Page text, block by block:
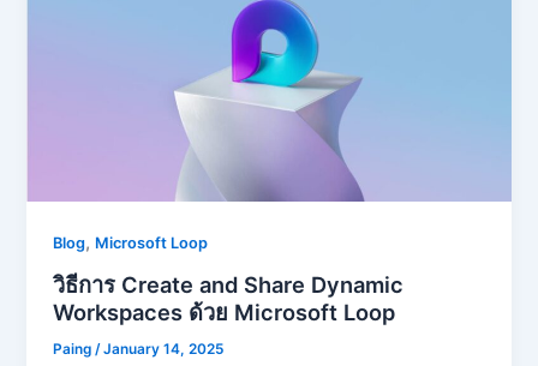
Blog, Microsoft Loop
วิธีการ Create and Share Dynamic
Workspaces ด้วย Microsoft Loop
Paing /January 14, 2025